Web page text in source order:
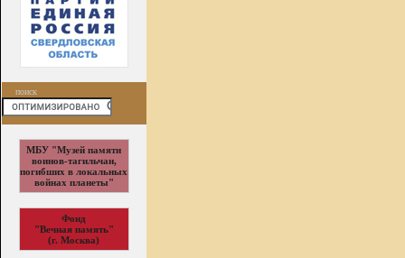
поиск
МБУ "Музей памяти
воинов-тагильчан,
погибших в локальных
войнах планеты"
Фонд
"Вечная память"
(г. Москва)